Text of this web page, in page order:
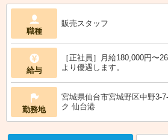
職種
販売スタッフ
給与
［正社員］月給180,000円〜
より優遇します。
勤務地
宮城県仙台市宮城野区中野
ク 仙台港